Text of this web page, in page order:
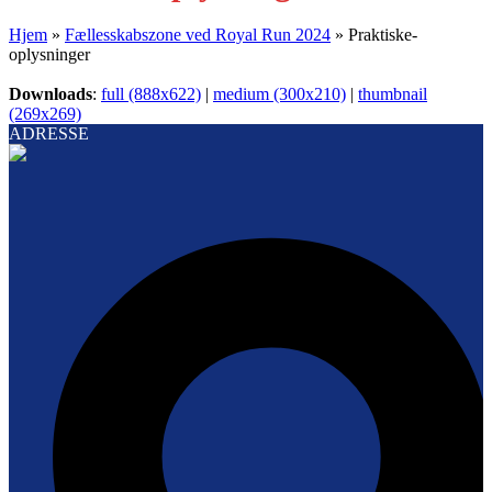
Hjem » Fællesskabszone ved Royal Run 2024 » Praktiske-
oplysninger
Downloads: full (888x622) | medium (300x210) | thumbnail
(269x269)
ADRESSE